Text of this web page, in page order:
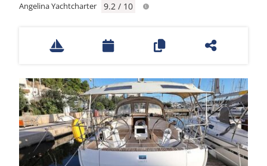
Angelina Yachtcharter
9.2 / 10